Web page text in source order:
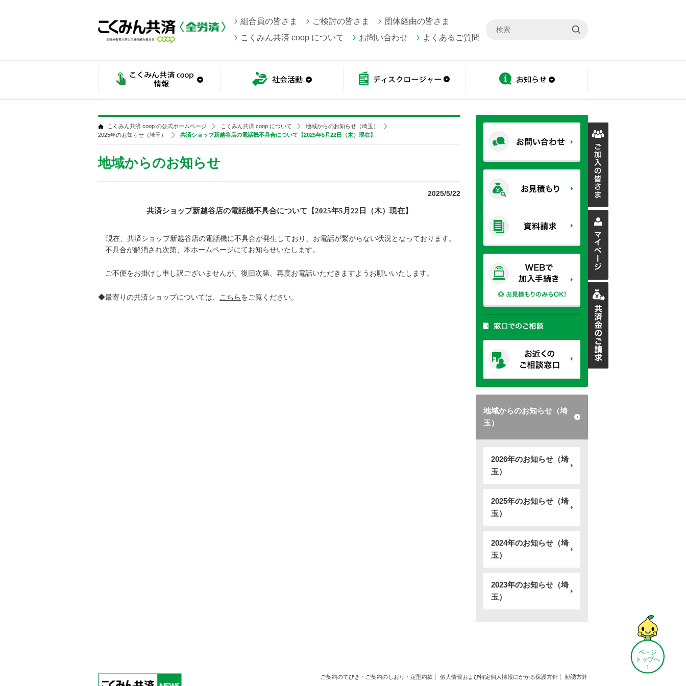
組合員の皆さま ご検討の皆さま
団体経由の皆さま
こくみん共済 coop について
お問い合わせ よくあるご質問
地域からのお知らせ（埼
玉）
2026年のお知らせ（埼
玉）
2025年のお知らせ（埼
玉）
2024年のお知らせ（埼
玉）
2023年のお知らせ（埼
玉）
こくみん共済 coop の公式ホームページ こくみん共済 coop について
地域からのお知らせ（埼玉）
2025年のお知らせ（埼玉）
共済ショップ新越谷店の電話機不具合について【2025年5月22日（木）現在】
地域からのお知らせ
2025/5/22
共済ショップ新越谷店の電話機不具合について【2025年5月22日（木）現在】
現在、共済ショップ新越谷店の電話機に不具合が発生しており、お電話が繋がらない状況となっております。
不具合が解消され次第、本ホームページにてお知らせいたします。
ご不便をお掛けし申し訳ございませんが、復旧次第、再度お電話いただきますようお願いいたします。
◆最寄りの共済ショップについては、 こちらをご覧ください。
ページ
トップへ
↑
ご契約のてびき・ご契約のしおり・定型約款 個人情報および特定個人情報にかかる保護方針 勧誘方針